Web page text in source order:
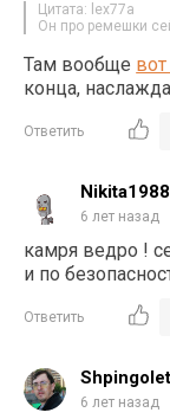
Цитата: lex77a
Он про ремешки
Там вообще
конца,
Ответить
Nikita1988
6 лет назад
камря ведро !
и по
Ответить
Shpingolet
6 лет назад